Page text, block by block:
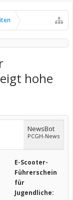
hohe
NewsBot
PCGH-News
E-Scooter-
Führerschein
für
Jugendliche: